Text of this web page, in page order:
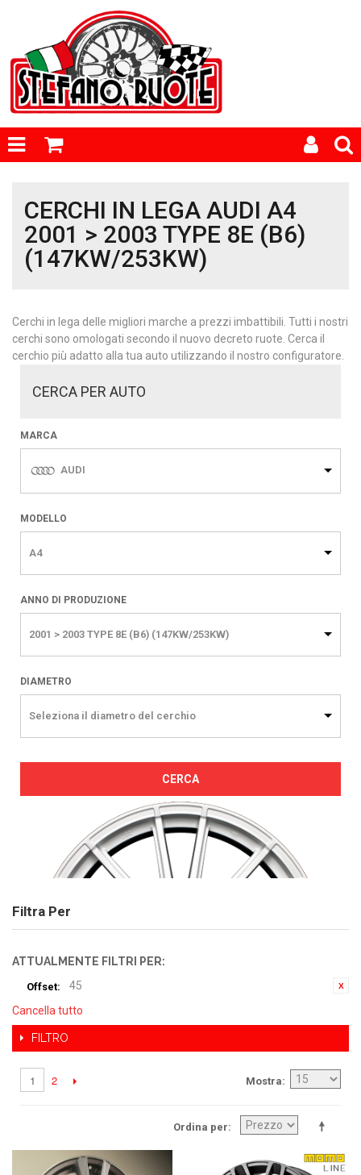
CERCHI IN LEGA AUDI A4
2001 > 2003 TYPE 8E (B6)
(147KW/253KW)
Cerchi in lega delle migliori marche a prezzi imbattibili. Tutti i nostri
cerchi sono omologati secondo il nuovo decreto ruote. Cerca il
cerchio più adatto alla tua auto utilizzando il nostro configuratore.
CERCA PER AUTO
MARCA
AUDI
MODELLO
A4
ANNO DI PRODUZIONE
2001 > 2003 TYPE 8E (B6) (147KW/253KW)
DIAMETRO
Seleziona il diametro del cerchio
CERCA
Filtra Per
ATTUALMENTE FILTRI PER:
Offset:
45
Cancella tutto
FILTRO
Mostra
1 2
Ordina per